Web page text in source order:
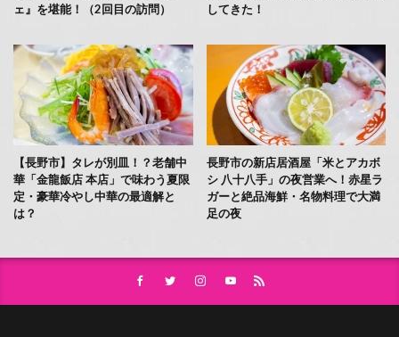
ェ』を堪能！（2回目の訪問）
してきた！
【長野市】タレが別皿！？老舗中
華「金龍飯店 本店」で味わう夏限
定・豪華冷やし中華の最適解と
は？
長野市の新店居酒屋「米とアカボ
シ 八十八手」の夜営業へ！赤星ラ
ガーと絶品海鮮・名物料理で大満
足の夜